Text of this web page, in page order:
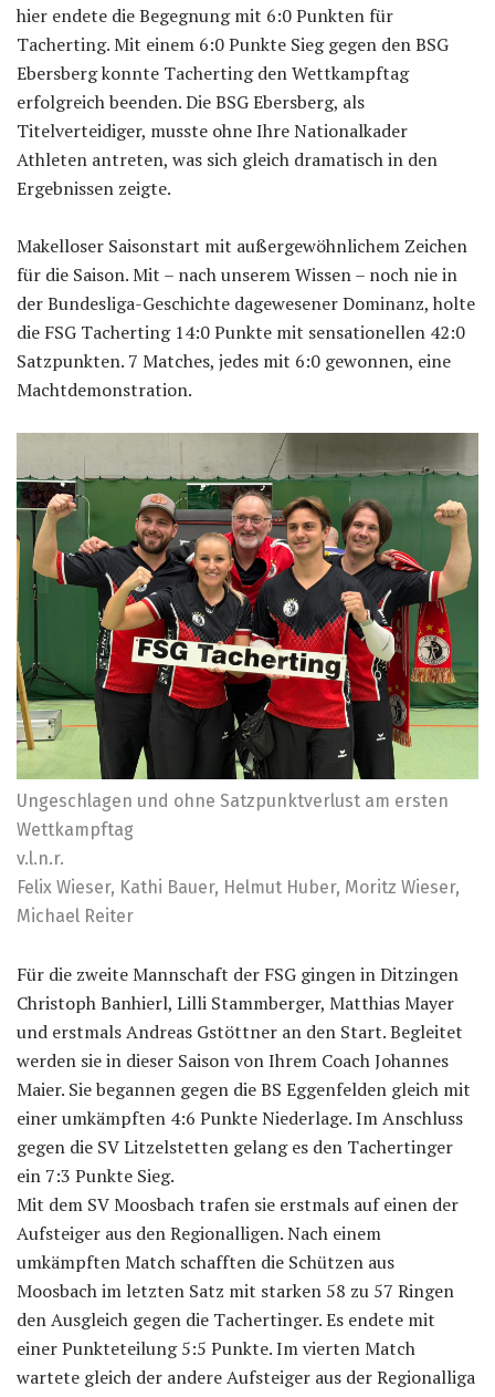
hier endete die Begegnung mit 6:0 Punkten für
Tacherting. Mit einem 6:0 Punkte Sieg gegen den BSG
Ebersberg konnte Tacherting den Wettkampftag
erfolgreich beenden. Die BSG Ebersberg, als
Titelverteidiger, musste ohne Ihre Nationalkader
Athleten antreten, was sich gleich dramatisch in den
Ergebnissen zeigte.
Makelloser Saisonstart mit außergewöhnlichem Zeichen
für die Saison. Mit – nach unserem Wissen – noch nie in
der Bundesliga-Geschichte dagewesener Dominanz, holte
die FSG Tacherting 14:0 Punkte mit sensationellen 42:0
Satzpunkten. 7 Matches, jedes mit 6:0 gewonnen, eine
Machtdemonstration.
Ungeschlagen und ohne Satzpunktverlust am ersten
Wettkampftag
v.l.n.r.
Felix Wieser, Kathi Bauer, Helmut Huber, Moritz Wieser,
Michael Reiter
Für die zweite Mannschaft der FSG gingen in Ditzingen
Christoph Banhierl, Lilli Stammberger, Matthias Mayer
und erstmals Andreas Gstöttner an den Start. Begleitet
werden sie in dieser Saison von Ihrem Coach Johannes
Maier. Sie begannen gegen die BS Eggenfelden gleich mit
einer umkämpften 4:6 Punkte Niederlage. Im Anschluss
gegen die SV Litzelstetten gelang es den Tachertinger
ein 7:3 Punkte Sieg.
Mit dem SV Moosbach trafen sie erstmals auf einen der
Aufsteiger aus den Regionalligen. Nach einem
umkämpften Match schafften die Schützen aus
Moosbach im letzten Satz mit starken 58 zu 57 Ringen
den Ausgleich gegen die Tachertinger. Es endete mit
einer Punkteteilung 5:5 Punkte. Im vierten Match
wartete gleich der andere Aufsteiger aus der Regionalliga